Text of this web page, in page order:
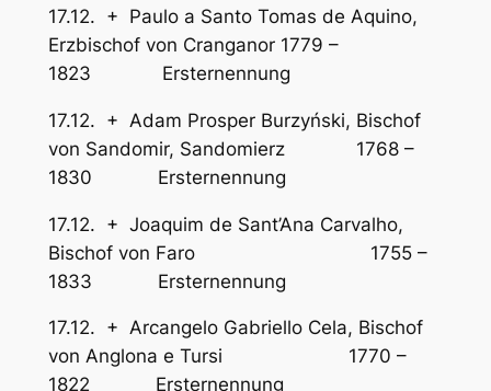
17.12. + Paulo a Santo Tomas de Aquino,
Erzbischof von Cranganor 1779 –
1823 Ersternennung
17.12. + Adam Prosper Burzyński, Bischof
von Sandomir, Sandomierz 1768 –
1830 Ersternennung
17.12. + Joaquim de Sant’Ana Carvalho,
Bischof von Faro 1755 –
1833 Ersternennung
17.12. + Arcangelo Gabriello Cela, Bischof
von Anglona e Tursi 1770 –
1822 Ersternennung